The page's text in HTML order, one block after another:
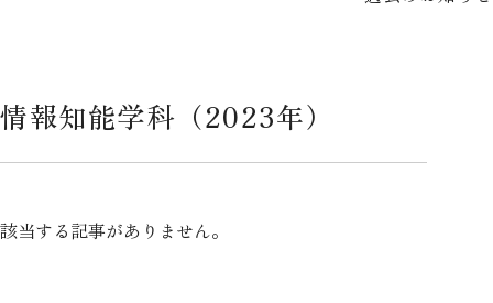
情報知能学科（2023年）
該当する記事がありません。